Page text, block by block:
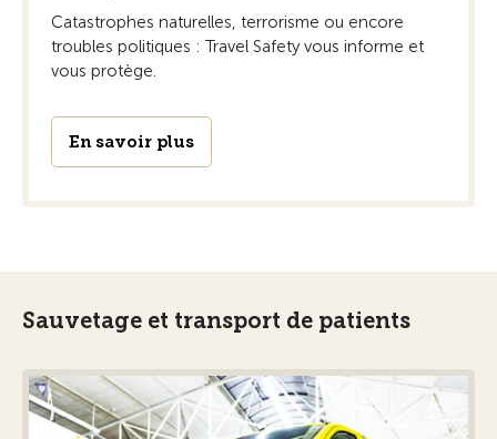
Catastrophes naturelles, terrorisme ou encore
troubles politiques : Travel Safety vous informe et
vous protège.
En savoir plus
Sauvetage et transport de patients